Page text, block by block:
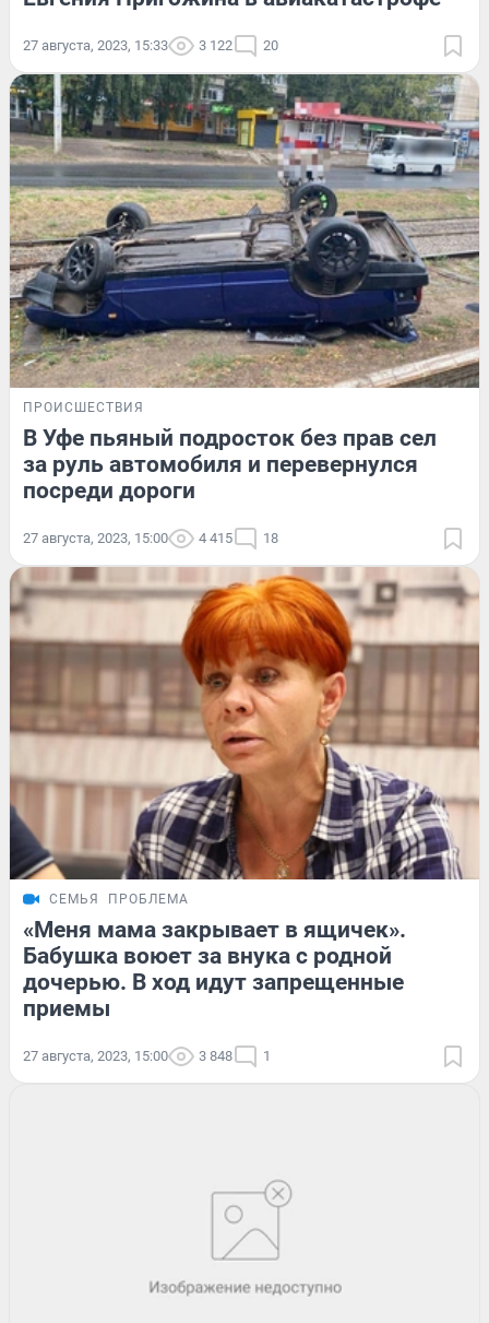
27 августа, 2023, 15:33 3 122 20
ПРОИСШЕСТВИЯ
В Уфе пьяный подросток без прав сел
за руль автомобиля и перевернулся
посреди дороги
27 августа, 2023, 15:00 4 415 18
СЕМЬЯ ПРОБЛЕМА
«Меня мама закрывает в ящичек».
Бабушка воюет за внука с родной
дочерью. В ход идут запрещенные
приемы
27 августа, 2023, 15:00 3 848 1